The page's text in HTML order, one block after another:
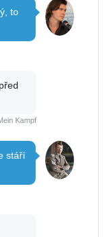
to
Kampf
stáří